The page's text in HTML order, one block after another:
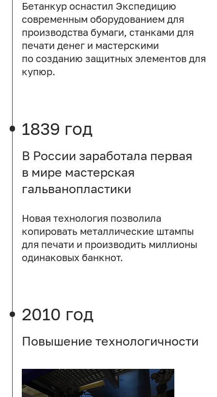
Бетанкур оснастил Экспедицию
современным оборудованием для
производства бумаги, станками для
печати денег и мастерскими
по созданию защитных элементов для
купюр.
1839 год
В России заработала первая
в мире мастерская
гальванопластики
Новая технология позволила
копировать металлические штампы
для печати и производить миллионы
одинаковых банкнот.
2010 год
Повышение технологичности